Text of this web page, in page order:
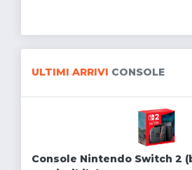
ULTIMI ARRIVI CONSOLE
Console Nintendo Switch 2